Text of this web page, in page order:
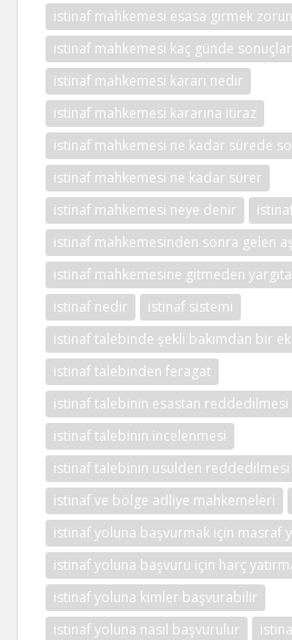
istinaf mahkemesi esasa girmek
istinaf mahkemesi kaç günde
istinaf mahkemesi kararı nedir
istinaf mahkemesi kararına itiraz
istinaf mahkemesi ne kadar sürede
istinaf mahkemesi ne kadar sürer
istinaf mahkemesi neye denir
istinaf mahkemesinden sonra gelen
istinaf mahkemesine gitmeden
istinaf nedir
istinaf sistemi
istinaf talebinde şekli bakımdan bir
istinaf talebinden feragat
istinaf talebinin esastan reddedilmesi
istinaf talebinin incelenmesi
istinaf talebinin usulden reddedilmesi
istinaf ve bölge adliye mahkemeleri
istinaf yoluna başvurmak için masraf
istinaf yoluna başvuru için harç
istinaf yoluna kimler başvurabilir
istinaf yoluna nasıl başvurulur